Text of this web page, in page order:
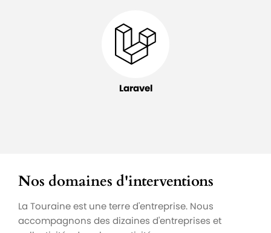
Laravel
Nos domaines d'interventions
La Touraine est une terre d'entreprise. Nous
accompagnons des dizaines d'entreprises et